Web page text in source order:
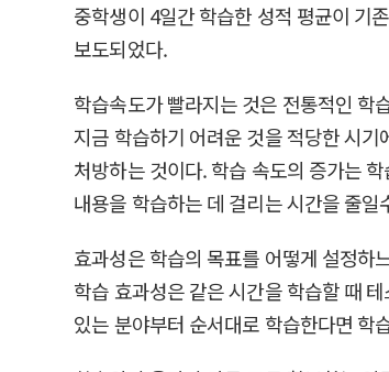
중학생이 4일간 학습한 성적 평균이 기
보도되었다.
학습속도가 빨라지는 것은 전통적인 학
지금 학습하기 어려운 것을 적당한 시
처방하는 것이다. 학습 속도의 증가는
내용을 학습하는 데 걸리는 시간을 줄
효과성은 학습의 목표를 어떻게 설정하
학습 효과성은 같은 시간을 학습할 때
있는 분야부터 순서대로 학습한다면 학